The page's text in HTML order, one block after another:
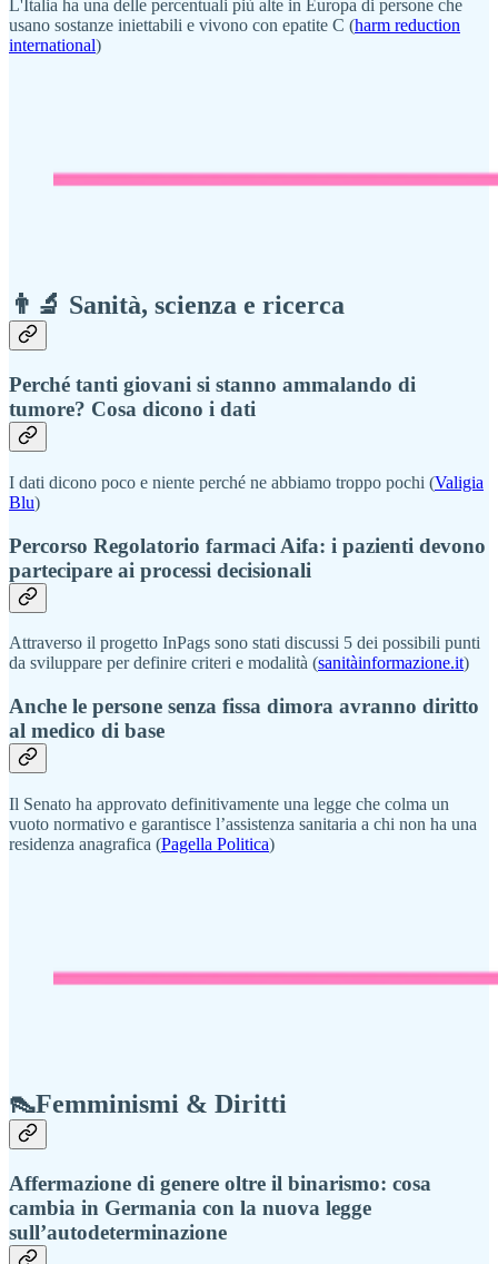
L'Italia ha una delle percentuali più alte in Europa di persone che
usano sostanze iniettabili e vivono con epatite C (harm reduction
international)
👨‍🔬 Sanità, scienza e ricerca
Perché tanti giovani si stanno ammalando di
tumore? Cosa dicono i dati
I dati dicono poco e niente perché ne abbiamo troppo pochi (Valigia
Blu)
Percorso Regolatorio farmaci Aifa: i pazienti devono
partecipare ai processi decisionali
Attraverso il progetto InPags sono stati discussi 5 dei possibili punti
da sviluppare per definire criteri e modalità (sanitàinformazione.it)
Anche le persone senza fissa dimora avranno diritto
al medico di base
Il Senato ha approvato definitivamente una legge che colma un
vuoto normativo e garantisce l’assistenza sanitaria a chi non ha una
residenza anagrafica (Pagella Politica)
👠Femminismi & Diritti
Affermazione di genere oltre il binarismo: cosa
cambia in Germania con la nuova legge
sull’autodeterminazione